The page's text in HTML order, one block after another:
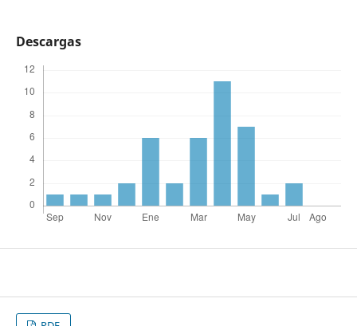
Descargas